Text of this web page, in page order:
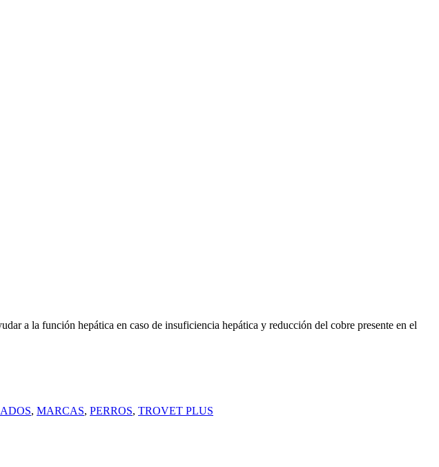
a la función hepática en caso de insuficiencia hepática y reducción del cobre presente en el
, MARCAS, PERROS, TROVET PLUS